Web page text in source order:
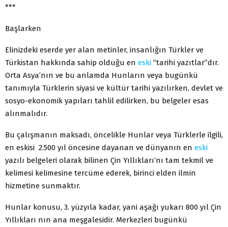
***
Başlarken
Elinizdeki eserde yer alan metinler, insanlığın Türkler ve
Türkistan hakkında sahip olduğu en eski “tarihi yazıtlar”dır.
Orta Asya’nın ve bu anlamda Hunların veya bugünkü
tanımıyla Türklerin siyasi ve kültür tarihi yazılırken, devlet ve
sosyo-ekonomik yapıları tahlil edilirken, bu belgeler esas
alınmalıdır.
Bu çalışmanın maksadı, öncelikle Hunlar veya Türklerle ilgili,
en eskisi 2.500 yıl öncesine dayanan ve dünyanın en eski
yazılı belgeleri olarak bilinen Çin Yıllıkları’nı tam tekmil ve
kelimesi kelimesine tercüme ederek, birinci elden ilmin
hizmetine sunmaktır.
Hunlar konusu, 3. yüzyıla kadar, yani aşağı yukarı 800 yıl Çin
Yıllıkları nın ana meşgalesidir. Merkezleri bugünkü